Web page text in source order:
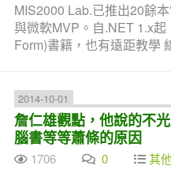
MIS2000 Lab.已推出20餘
與微軟MVP。自.NET 1.x
Form)書籍，也有遠距教學
2014-10-01
詹仁雄觀點，他說的不
腦書等等蕭條的原因
1706 0 其